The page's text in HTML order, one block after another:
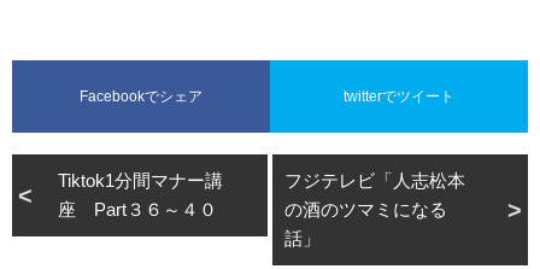
Facebookでシェア twitterでツイート
Tiktok1分間マナー講
座 Part３６～４０
フジテレビ「人志松本
の酒のツマミになる
話」